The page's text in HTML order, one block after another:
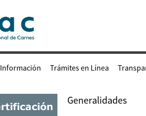
Información Trámites en Línea
Generalidades